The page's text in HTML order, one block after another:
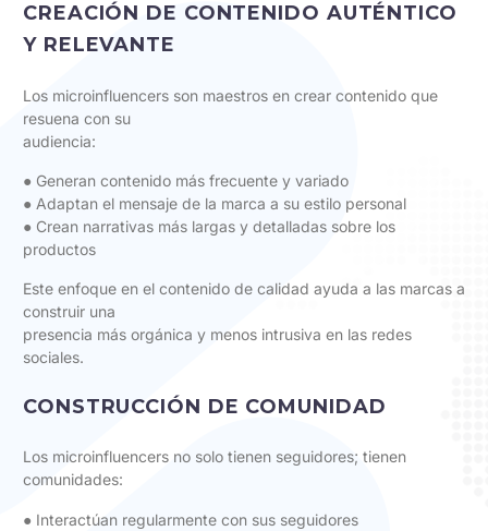
CREACIÓN DE CONTENIDO AUTÉNTICO
Y RELEVANTE
Los microinfluencers son maestros en crear contenido que
resuena con su
audiencia:
● Generan contenido más frecuente y variado
● Adaptan el mensaje de la marca a su estilo personal
● Crean narrativas más largas y detalladas sobre los
productos
Este enfoque en el contenido de calidad ayuda a las marcas a
construir una
presencia más orgánica y menos intrusiva en las redes
sociales.
CONSTRUCCIÓN DE COMUNIDAD
Los microinfluencers no solo tienen seguidores; tienen
comunidades:
● Interactúan regularmente con sus seguidores